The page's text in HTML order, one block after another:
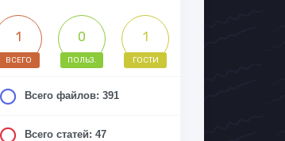
1
ВСЕГО
0
ПОЛЬЗ.
1
ГОСТИ
Всего файлов: 391
Всего статей: 47